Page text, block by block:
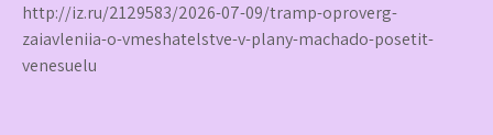
http://iz.ru/2129583/2026-07-09/tramp-oproverg-
zaiavleniia-o-vmeshatelstve-v-plany-machado-posetit-
venesuelu